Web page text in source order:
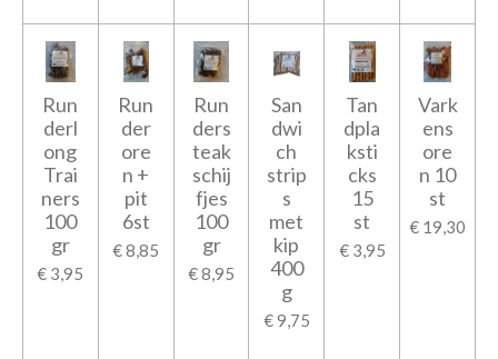
Run
derl
ong
Trai
ners
100
gr
€ 3,95
Run
der
ore
n +
pit
6st
€ 8,85
Run
ders
teak
schij
fjes
100
gr
€ 8,95
San
dwi
ch
strip
s
met
kip
400
g
€ 9,75
Tan
dpla
ksti
cks
15
st
€ 3,95
Vark
ens
ore
n 10
st
€ 19,30